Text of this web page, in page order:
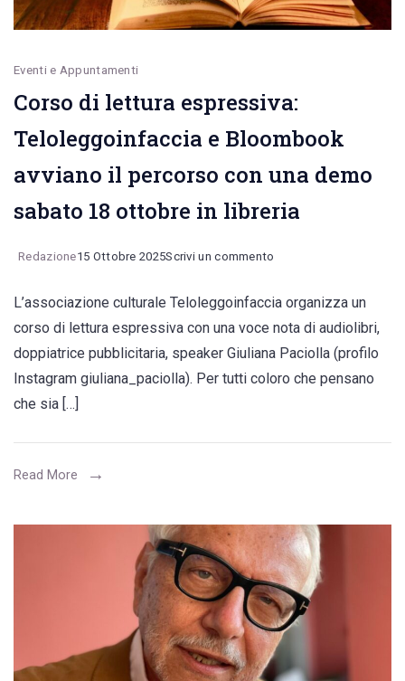
Eventi e Appuntamenti
Corso di lettura espressiva:
Teloleggoinfaccia e Bloombook
avviano il percorso con una demo
sabato 18 ottobre in libreria
Redazione15 Ottobre 2025Scrivi un commento
di
lettura
espressiva:
Teloleggoinfaccia
Bloombook
percorso
con
una
demo
sabato
18
L’associazione culturale Teloleggoinfaccia organizza un
corso di lettura espressiva con una voce nota di audiolibri,
doppiatrice pubblicitaria, speaker Giuliana Paciolla (profilo
Instagram giuliana_paciolla). Per tutti coloro che pensano
che sia […]
Read More